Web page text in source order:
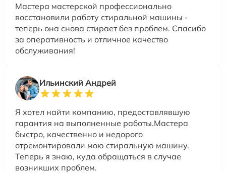
Мастера мастерской профессионально
восстановили работу стиральной машины -
теперь она снова стирает без проблем. Спасибо
за оперативность и отличное качество
обслуживания!
Ильинский Андрей
Я хотел найти компанию, предоставлявшую
гарантия на выполненные работы.Мастера
быстро, качественно и недорого
отремонтировали мою стиральную машину.
Теперь я знаю, куда обращаться в случае
возникших проблем.